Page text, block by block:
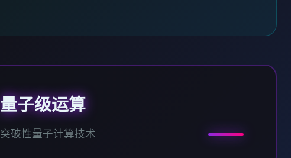
量子级运算
突破性量子计算技术